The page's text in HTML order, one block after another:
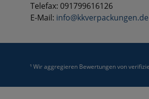
Telefax: 091799616126
E-Mail: info@kkverpackungen.de
¹ Wir aggregieren Bewertungen von